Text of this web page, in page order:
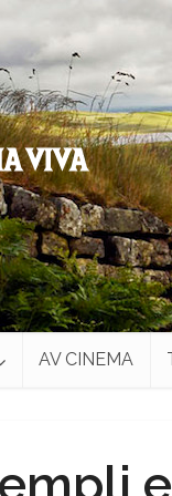
AV CINEMA